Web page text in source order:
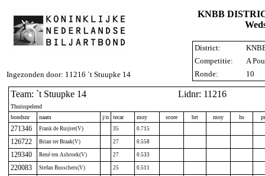
Ingezonden door: 11216 `t Stuupke 14
KNBB
District:
Competitie:
A
Ronde:
10
Team: `t Stuupke 14 Lidnr: 11216
Thuisspelend
bondsnr
naam j/n tecar moy score brt moy hs
271346 Frank de Ruijter(V) 35 0.715
126722 Brian ter Braak(V) 27 0.558
129340 René ten Asbroek(V) 27 0.533
220083 Stefan Busschers(V) 25 0.511